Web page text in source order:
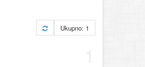
Ukupno: 1